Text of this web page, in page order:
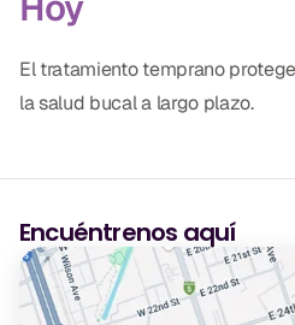
El tratamiento temprano
la salud bucal a largo plazo.
Encuéntrenos aquí